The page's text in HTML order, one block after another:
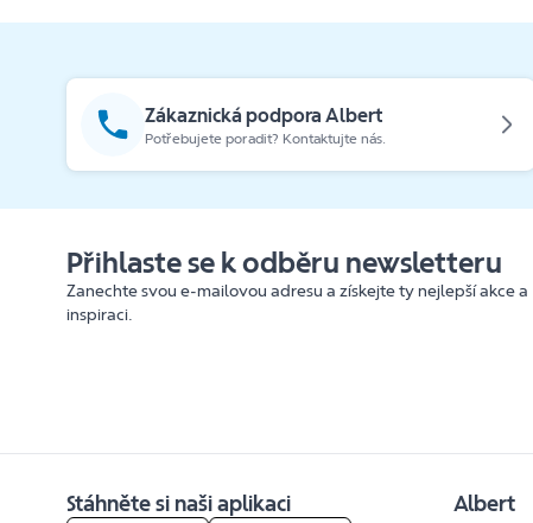
Zákaznická podpora Albert
Potřebujete poradit? Kontaktujte nás.
Přihlaste se k odběru newsletteru
Zanechte svou e-mailovou adresu a získejte ty nejlepší akce a
inspiraci.
Stáhněte si naši aplikaci Albert